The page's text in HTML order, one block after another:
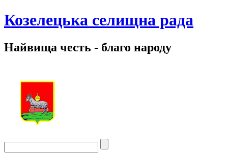
Козелецька селищна рада
Найвища честь - благо народу